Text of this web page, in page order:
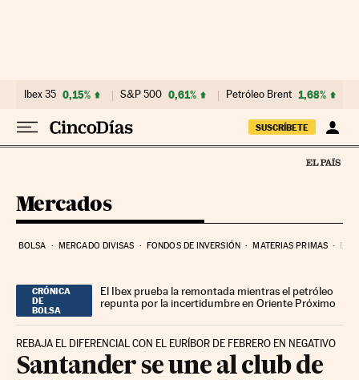
Ibex 35 0,15% S&P 500 0,61% Petróleo Brent 1,68%
SUSCRÍBETE
Mercados
BOLSA MERCADO DIVISAS FONDOS DE INVERSIÓN MATERIAS PRIMAS
CRÓNICA
DE
BOLSA
El Ibex prueba la remontada mientras el petróleo
repunta por la incertidumbre en Oriente Próximo
REBAJA EL DIFERENCIAL CON EL EURÍBOR DE FEBRERO EN NEGATIVO
Santander se une al club de